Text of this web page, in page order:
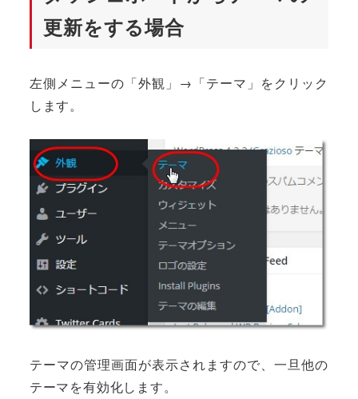
更新をする場合
左側メニューの「外観」→「テーマ」をクリック
します。
テーマの管理画面が表示されますので、一旦他の
テーマを有効化します。